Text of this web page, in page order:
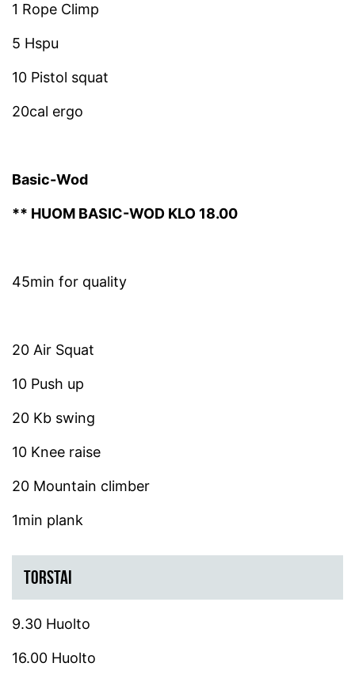
1 Rope Climp
5 Hspu
10 Pistol squat
20cal ergo
Basic-Wod
** HUOM BASIC-WOD KLO 18.00
45min for quality
20 Air Squat
10 Push up
20 Kb swing
10 Knee raise
20 Mountain climber
1min plank
TORSTAI
9.30 Huolto
16.00 Huolto